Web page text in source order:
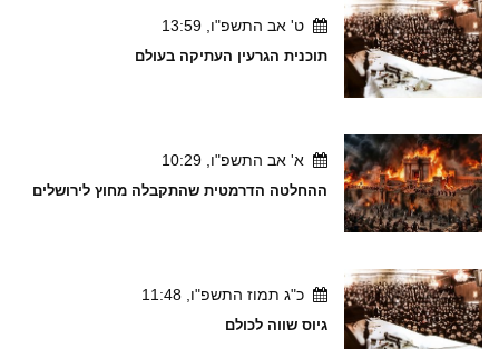
ט' אב התשפ"ו, 13:59
תוכנית הגרעין העתיקה בעולם
א' אב התשפ"ו, 10:29
ההחלטה הדרמטית שהתקבלה מחוץ לירושלים
כ"ג תמוז התשפ"ו, 11:48
גיוס שווה לכולם